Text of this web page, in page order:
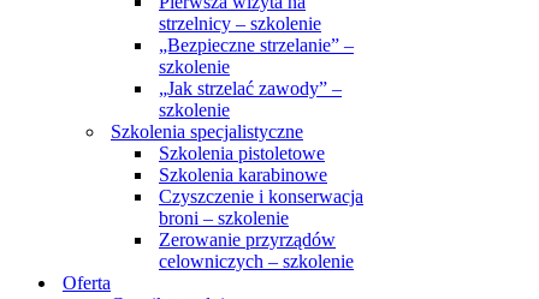
strzelnicy – szkolenie
„Bezpieczne strzelanie” –
szkolenie
„Jak strzelać zawody” –
szkolenie
Szkolenia specjalistyczne
Szkolenia pistoletowe
Szkolenia karabinowe
Czyszczenie i konserwacja
broni – szkolenie
Zerowanie przyrządów
celowniczych – szkolenie
Oferta